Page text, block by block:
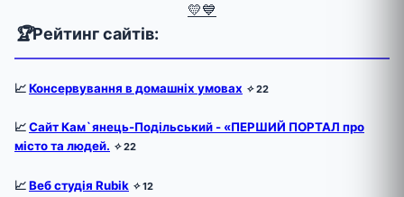
💛💙
🏆Рейтинг сайтів:
📈Консервування в домашніх умовах ✧22
📈Сайт Кам`янець-Подільський - «ПЕРШИЙ ПОРТАЛ про
місто та людей. ✧22
📈Веб студія Rubik ✧12